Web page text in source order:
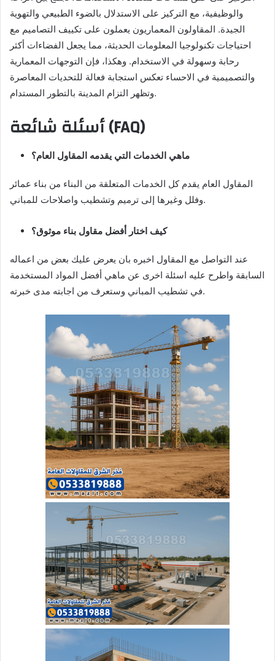
والوظيفية، مع التركيز على الاستدلال بالضوء الطبيعي والتهوية
الجيدة. المقاولون المعماريون يعملون على تكييف التصاميم مع
احتياجات تكنولوجيا المعلومات الحديثة، مما يجعل الفضاءات أكثر
رحابة وسهولة في الاستخدام. وهكذا، فإن التوجهات المعمارية
والتصميمية في الاحساء تعكس استجابة فعالة للتحديات المعاصرة
وتظهر التزام المدينة بالتطور المستدام.
أسئلة شائعة (FAQ)
ماهي الخدمات التي يقدمه المقاول العام؟
المقاول العام يقدم كل الخدمات المتعلقة من البناء من بناء عمائر
وفلل وغيرها إلى ترميم وتشطيب واصلاحات للمباني.
كيف اختار أفضل مقاول بناء موثوق؟
عند التواصل مع المقاول اخبره بان يعرض عليك بعض من اعماله
السابقة واطرح عليه اسئلة اخرى عن ماهي أفضل المواد المستخدمة
في تشطيب المباني وستعرف من اجابته مدى خبرته.